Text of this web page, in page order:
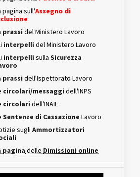
pagina sull'Assegno di
prassi del Ministero Lavoro
interpelli del Ministero Lavoro
interpelli sulla Sicurezza
prassi dell'Ispettorato Lavoro
circolari/messaggi dell'INPS
circolari dell'INAIL
Sentenze di Cassazione Lavoro
sugli Ammortizzatori
pagina delle Dimissioni online